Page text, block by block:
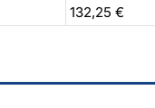
132,25 €